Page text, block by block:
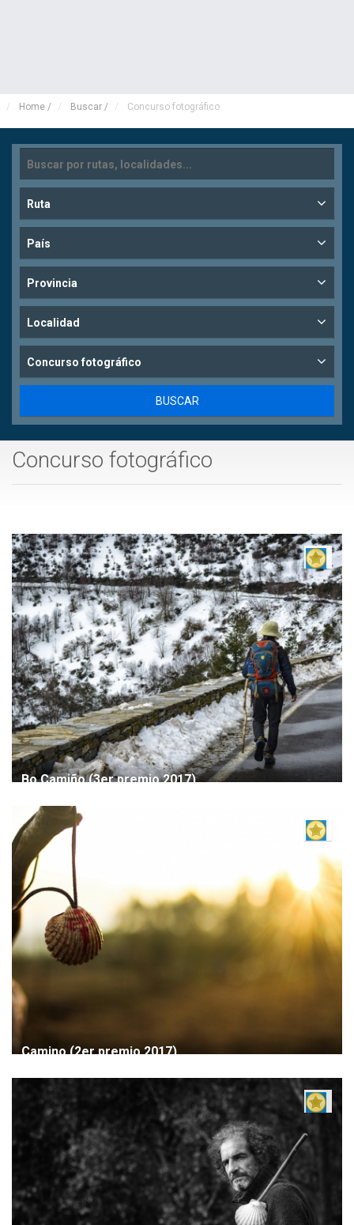
Home / Buscar / Concurso fotográfico
Ruta
País
Provincia
Localidad
Concurso fotográfico
Concurso fotográfico
Bo Camiño (3er premio 2017)
Camino (2er premio 2017)